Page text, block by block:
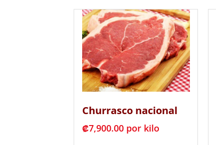
Churrasco nacional
₡7,900.00 por kilo